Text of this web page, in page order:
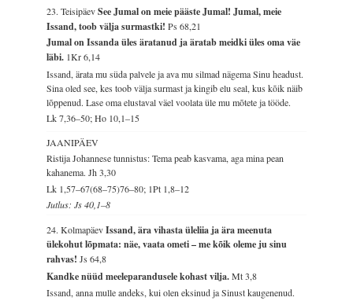
23. TeisipäevSee Jumal on meie pääste Jumal! Jumal, meie
Issand, toob välja surmastki!Ps 68,21
Jumal on Issanda üles äratanud ja äratab meidki üles oma väe
läbi. 1Kr 6,14
Issand, ärata mu süda palvele ja ava mu silmad nägema Sinu headust.
Sina oled see, kes toob välja surmast ja kingib elu seal, kus kõik näib
lõppenud. Lase oma elustaval väel voolata üle mu mõtete ja tööde.
Lk 7,36–50; Ho 10,1–15
JAANIPÄEV
Ristija Johannese tunnistus: Tema peab kasvama, aga mina pean
kahanema.Jh 3,30
Lk 1,57–67(68–75)76–80; 1Pt 1,8–12
Jutlus: Js 40,1–8
24. KolmapäevIssand, ära vihasta üleliia ja ära meenuta
ülekohut lõpmata: näe, vaata ometi – me kõik oleme ju sinu
rahvas!Js 64,8
Kandke nüüd meeleparandusele kohast vilja.Mt 3,8
Issand, anna mulle andeks, kui olen eksinud ja Sinust kaugenenud.